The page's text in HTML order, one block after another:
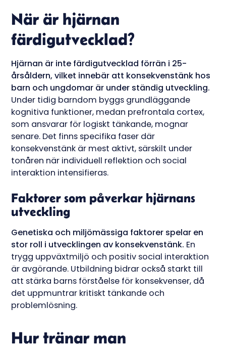
När är hjärnan
färdigutvecklad?
Hjärnan är inte färdigutvecklad förrän i 25-
årsåldern, vilket innebär att konsekvenstänk hos
barn och ungdomar är under ständig utveckling.
Under tidig barndom byggs grundläggande
kognitiva funktioner, medan prefrontala cortex,
som ansvarar för logiskt tänkande, mognar
senare. Det finns specifika faser där
konsekvenstänk är mest aktivt, särskilt under
tonåren när individuell reflektion och social
interaktion intensifieras.
Faktorer som påverkar hjärnans
utveckling
Genetiska och miljömässiga faktorer spelar en
stor roll i utvecklingen av konsekvenstänk. En
trygg uppväxtmiljö och positiv social interaktion
är avgörande. Utbildning bidrar också starkt till
att stärka barns förståelse för konsekvenser, då
det uppmuntrar kritiskt tänkande och
problemlösning.
Hur tränar man